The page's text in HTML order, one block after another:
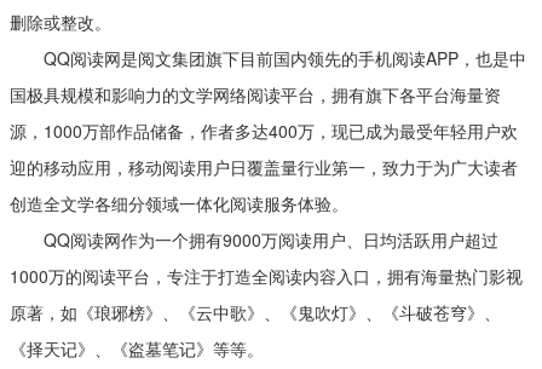
删除或整改。
QQ阅读网是阅文集团旗下目前国内领先的手机阅读APP，也是中
国极具规模和影响力的文学网络阅读平台，拥有旗下各平台海量资
源，1000万部作品储备，作者多达400万，现已成为最受年轻用户欢
迎的移动应用，移动阅读用户日覆盖量行业第一，致力于为广大读者
创造全文学各细分领域一体化阅读服务体验。
QQ阅读网作为一个拥有9000万阅读用户、日均活跃用户超过
1000万的阅读平台，专注于打造全阅读内容入口，拥有海量热门影视
原著，如《琅琊榜》、《云中歌》、《鬼吹灯》、《斗破苍穹》、
《择天记》、《盗墓笔记》等等。